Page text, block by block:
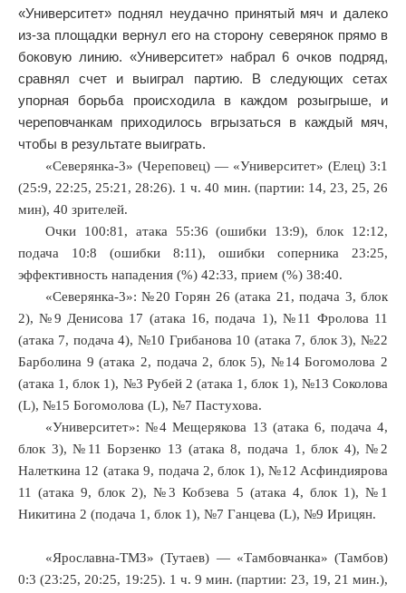
«Университет» поднял неудачно принятый мяч и далеко
из-за площадки вернул его на сторону северянок прямо в
боковую линию. «Университет» набрал 6 очков подряд,
сравнял счет и выиграл партию. В следующих сетах
упорная борьба происходила в каждом розыгрыше, и
череповчанкам приходилось вгрызаться в каждый мяч,
чтобы в результате выиграть.
«Северянка-3» (Череповец) — «Университет» (Елец) 3:1
(25:9, 22:25, 25:21, 28:26). 1 ч. 40 мин. (партии: 14, 23, 25, 26
мин), 40 зрителей.
Очки 100:81, атака 55:36 (ошибки 13:9), блок 12:12,
подача 10:8 (ошибки 8:11), ошибки соперника 23:25,
эффективность нападения (%) 42:33, прием (%) 38:40.
«Северянка-3»: №20 Горян 26 (атака 21, подача 3, блок
2), №9 Денисова 17 (атака 16, подача 1), №11 Фролова 11
(атака 7, подача 4), №10 Грибанова 10 (атака 7, блок 3), №22
Барболина 9 (атака 2, подача 2, блок 5), №14 Богомолова 2
(атака 1, блок 1), №3 Рубей 2 (атака 1, блок 1), №13 Соколова
(L), №15 Богомолова (L), №7 Пастухова.
«Университет»: №4 Мещерякова 13 (атака 6, подача 4,
блок 3), №11 Борзенко 13 (атака 8, подача 1, блок 4), №2
Налеткина 12 (атака 9, подача 2, блок 1), №12 Асфиндиярова
11 (атака 9, блок 2), №3 Кобзева 5 (атака 4, блок 1), №1
Никитина 2 (подача 1, блок 1), №7 Ганцева (L), №9 Ирицян.
«Ярославна-ТМЗ» (Тутаев) — «Тамбовчанка» (Тамбов)
0:3 (23:25, 20:25, 19:25). 1 ч. 9 мин. (партии: 23, 19, 21 мин.),